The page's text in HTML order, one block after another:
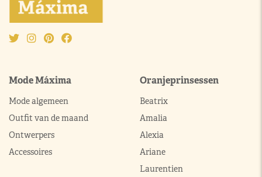
Mode Máxima
Mode algemeen
Outfit van de maand
Ontwerpers
Accessoires
Oranjeprinsessen
Beatrix
Amalia
Alexia
Ariane
Laurentien